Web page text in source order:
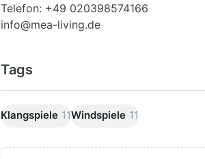
Telefon: +49 020398574166
info@mea-living.de
Tags
Klangspiele 11Windspiele 11